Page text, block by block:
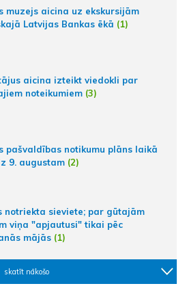
muzejs aicina uz ekskursijām
Latvijas Bankas ēkā (1)
aicina izteikt viedokli par
noteikumiem (3)
pašvaldības notikumu plāns laikā
9. augustam (2)
notriekta sieviete; par gūtajām
viņa "apjautusi" tikai pēc
mājās (1)
skatīt nākošo